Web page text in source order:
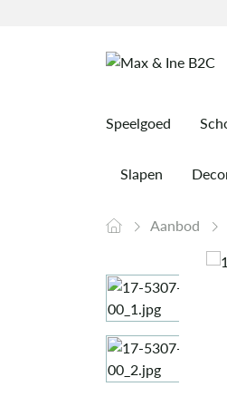
Speelgoed
Slapen
Aanbod